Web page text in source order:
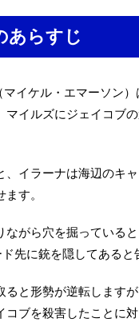
あらすじ
イケル・エマーソン
イルズにジェイコブ
イラーナは海辺のキャ
す。
がら穴を掘っている
先に銃を隠してあると
と形勢が逆転します
ブを殺害したことに